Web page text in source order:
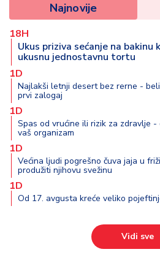
Najnovije
18H
Ukus priziva sećanje na bakinu
ukusnu jednostavnu tortu
1D
Najlakši letnji desert bez rerne -
prvi zalogaj
1D
Spas od vrućine ili rizik za zdravlje
vaš organizam
1D
Većina ljudi pogrešno čuva jaja u
produžiti njihovu svežinu
1D
Od 17. avgusta kreće veliko
Vidi sve